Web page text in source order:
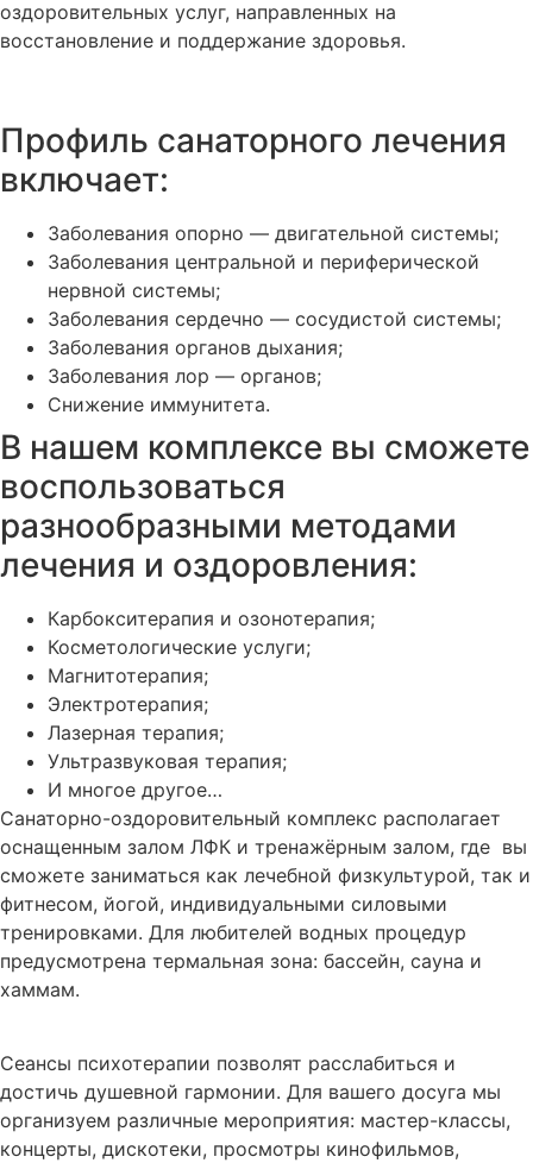
оздоровительных услуг, направленных на
восстановление и поддержание здоровья.
Профиль санаторного лечения
включает:
Заболевания опорно — двигательной системы;
Заболевания центральной и периферической
нервной системы;
Заболевания сердечно — сосудистой системы;
Заболевания органов дыхания;
Заболевания лор — органов;
Снижение иммунитета.
В нашем комплексе вы сможете
воспользоваться
разнообразными методами
лечения и оздоровления:
Карбокситерапия и озонотерапия;
Косметологические услуги;
Магнитотерапия;
Электротерапия;
Лазерная терапия;
Ультразвуковая терапия;
И многое другое…
Санаторно-оздоровительный комплекс располагает
оснащенным залом ЛФК и тренажёрным залом, где вы
сможете заниматься как лечебной физкультурой, так и
фитнесом, йогой, индивидуальными силовыми
тренировками. Для любителей водных процедур
предусмотрена термальная зона: бассейн, сауна и
хаммам.
Сеансы психотерапии позволят расслабиться и
достичь душевной гармонии. Для вашего досуга мы
организуем различные мероприятия: мастер-классы,
концерты, дискотеки, просмотры кинофильмов,